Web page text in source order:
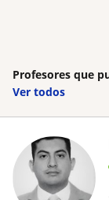
Profesores que
Ver todos